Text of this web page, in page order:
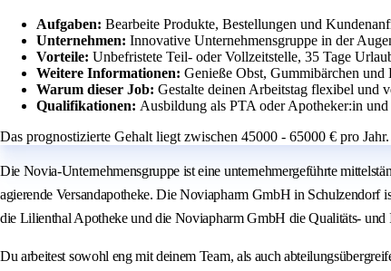
Aufgaben: Bearbeite Produkte, Bestellungen und
Unternehmen: Innovative Unternehmensgruppe in der
Vorteile: Unbefristete Teil- oder Vollzeitstelle, 35 Tage
Weitere Informationen: Genieße Obst, Gummibärchen
Warum dieser Job: Gestalte deinen Arbeitstag flexibel und
Qualifikationen: Ausbildung als PTA oder Apotheker:in
Das prognostizierte Gehalt liegt zwischen 45000 - 65000 € pro Jahr.
Die Novia-Unternehmensgruppe ist eine unternehmergeführte
agierende Versandapotheke. Die Noviapharm GmbH in Schulzendorf
die Lilienthal Apotheke und die Noviapharm GmbH die Qualitäts-
Du arbeitest sowohl eng mit deinem Team, als auch